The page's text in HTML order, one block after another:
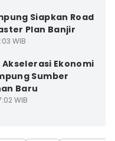
Siapkan Road
Plan Banjir
WIB
Akselerasi Ekonomi
Sumber
Baru
WIB